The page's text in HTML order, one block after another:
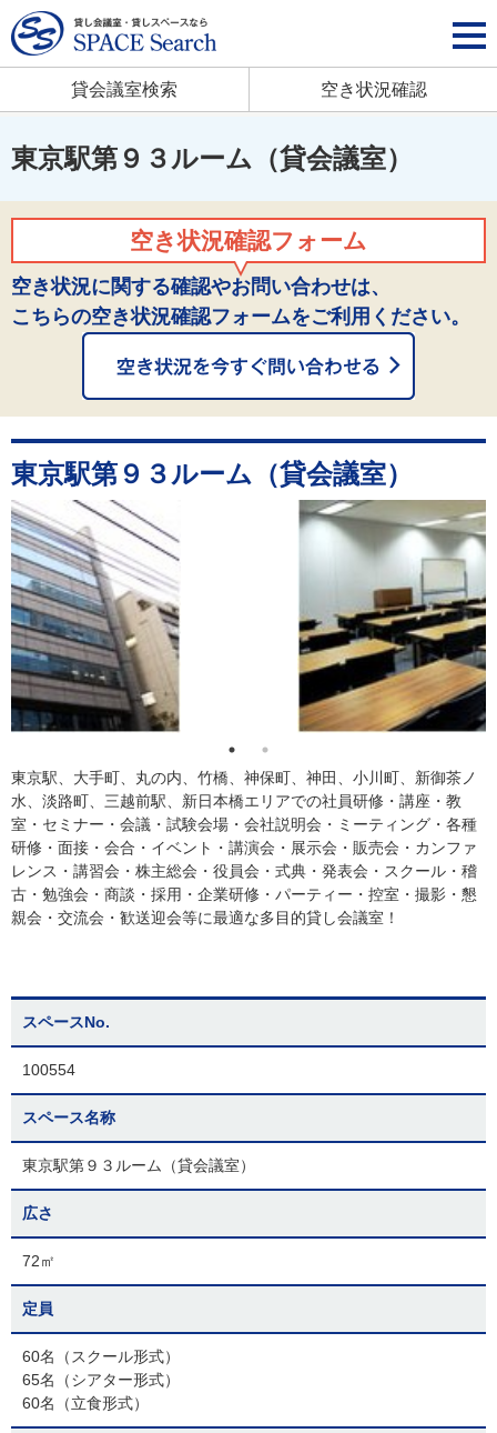
貸会議室検索 空き状況確認
東京駅第９３ルーム（貸会議室）
空き状況確認フォーム
空き状況に関する確認やお問い合わせは、
こちらの空き状況確認フォームをご利用ください。
東京駅第９３ルーム（貸会議室）
東京駅、大手町、丸の内、竹橋、神保町、神田、小川町、新御茶ノ
水、淡路町、三越前駅、新日本橋エリアでの社員研修・講座・教
室・セミナー・会議・試験会場・会社説明会・ミーティング・各種
研修・面接・会合・イベント・講演会・展示会・販売会・カンファ
レンス・講習会・株主総会・役員会・式典・発表会・スクール・稽
古・勉強会・商談・採用・企業研修・パーティー・控室・撮影・懇
親会・交流会・歓送迎会等に最適な多目的貸し会議室！
スペースNo.
100554
スペース名称
東京駅第９３ルーム（貸会議室）
広さ
72㎡
定員
60名（スクール形式）
65名（シアター形式）
60名（立食形式）